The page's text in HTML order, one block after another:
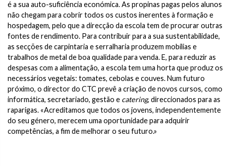
é a sua auto-suficiência económica. As propinas pagas pelos alunos
não chegam para cobrir todos os custos inerentes à formação e
hospedagem, pelo que a direcção da escola tem de procurar outras
fontes de rendimento. Para contribuir para a sua sustentabilidade,
as secções de carpintaria e serralharia produzem mobílias e
trabalhos de metal de boa qualidade para venda. E, para reduzir as
despesas com a alimentação, a escola tem uma horta que produz os
necessários vegetais: tomates, cebolas e couves. Num futuro
próximo, o director do CTC prevê a criação de novos cursos, como
informática, secretariado, gestão e catering, direccionados para as
raparigas. «Acreditamos que todos os jovens, independentemente
do seu género, merecem uma oportunidade para adquirir
competências, a fim de melhorar o seu futuro.»